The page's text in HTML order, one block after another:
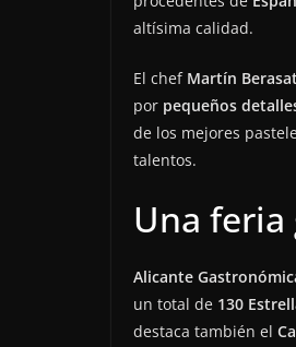
altísima calidad.
El chef Martín
por pequeños
de los mejores
talentos.
Una
Alicante
un total de 130
destaca también el